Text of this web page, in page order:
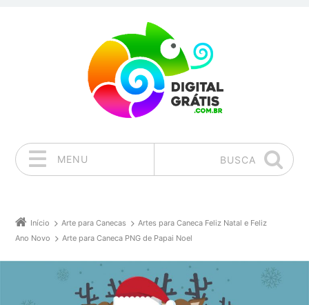
MENU BUSCA
Início Arte para Canecas
Artes para Caneca Feliz Natal e Feliz
Ano Novo
Arte para Caneca PNG de Papai Noel